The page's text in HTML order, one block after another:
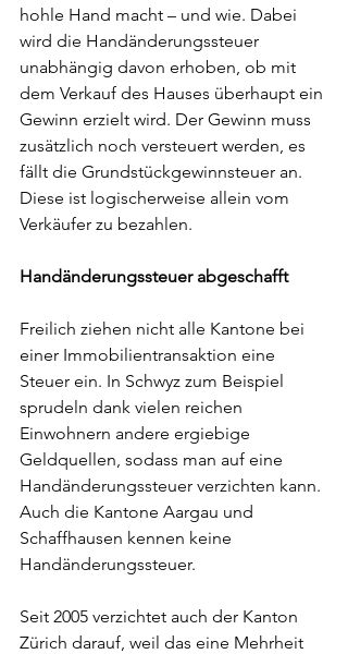
hohle Hand macht – und wie. Dabei
wird die Handänderungssteuer
unabhängig davon erhoben, ob mit
dem Verkauf des Hauses überhaupt ein
Gewinn erzielt wird. Der Gewinn muss
zusätzlich noch versteuert werden, es
fällt die Grundstückgewinnsteuer an.
Diese ist logischerweise allein vom
Verkäufer zu bezahlen.
Handänderungssteuer abgeschafft
Freilich ziehen nicht alle Kantone bei
einer Immobilientransaktion eine
Steuer ein. In Schwyz zum Beispiel
sprudeln dank vielen reichen
Einwohnern andere ergiebige
Geldquellen, sodass man auf eine
Handänderungssteuer verzichten kann.
Auch die Kantone Aargau und
Schaffhausen kennen keine
Handänderungssteuer.
Seit 2005 verzichtet auch der Kanton
Zürich darauf, weil das eine Mehrheit